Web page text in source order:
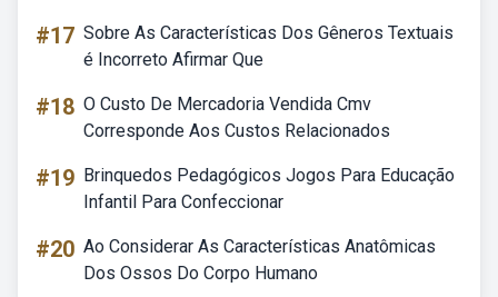
#17 Sobre As Características Dos Gêneros Textuais
é Incorreto Afirmar Que
#18 O Custo De Mercadoria Vendida Cmv
Corresponde Aos Custos Relacionados
#19 Brinquedos Pedagógicos Jogos Para Educação
Infantil Para Confeccionar
#20 Ao Considerar As Características Anatômicas
Dos Ossos Do Corpo Humano